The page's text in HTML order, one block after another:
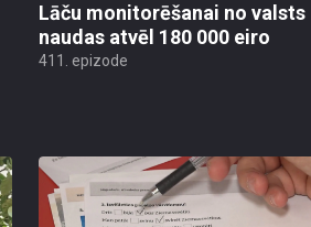
Lāču monitorēšanai no valsts
naudas atvēl 180 000 eiro
411. epizode